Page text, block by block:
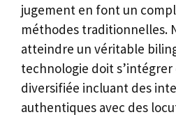
jugement en font un
méthodes traditionnelles.
atteindre un véritable
technologie doit
diversifiée incluant des
authentiques avec des